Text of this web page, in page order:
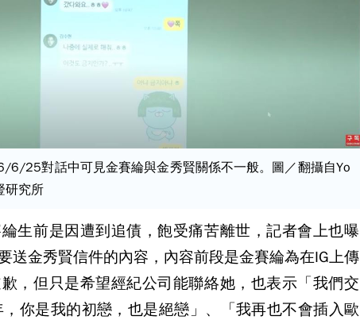
6/25對話中可見金賽綸與金秀賢關係不一般。圖／翻攝自Yo
研究所
生前是因遭到追債，飽受痛苦離世，記者會上也曝
送金秀賢信件的內容，內容前段是金賽綸為在IG上傳
，但只是希望經紀公司能聯絡她，也表示「我們交
你是我的初戀，也是絕戀」、「我再也不會插入歐